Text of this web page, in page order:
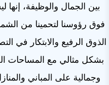
تشطيبات
عوازل سطوح
المظلات
بين الجمال والوظيفة،
فوق رؤوسنا لتحمينا من
الذوق الرفيع والابتكار في
بشكل مثالي مع المساحات
وجمالية على المباني